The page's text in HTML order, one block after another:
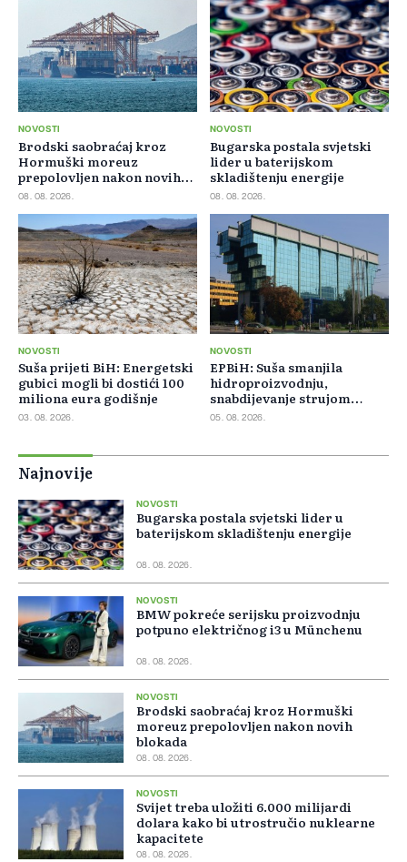
NOVOSTI
Brodski saobraćaj kroz
Hormuški moreuz
prepolovljen nakon novih
blokada
08. 08. 2026.
NOVOSTI
Bugarska postala svjetski
lider u baterijskom
skladištenju energije
08. 08. 2026.
NOVOSTI
Suša prijeti BiH: Energetski
gubici mogli bi dostići 100
miliona eura godišnje
03. 08. 2026.
NOVOSTI
EPBiH: Suša smanjila
hidroproizvodnju,
snabdijevanje strujom
ostaje stabilno
05. 08. 2026.
Najnovije
NOVOSTI
Bugarska postala svjetski lider u
baterijskom skladištenju energije
08. 08. 2026.
NOVOSTI
BMW pokreće serijsku proizvodnju
potpuno električnog i3 u Münchenu
08. 08. 2026.
NOVOSTI
Brodski saobraćaj kroz Hormuški
moreuz prepolovljen nakon novih
blokada
08. 08. 2026.
NOVOSTI
Svijet treba uložiti 6.000 milijardi
dolara kako bi utrostručio nuklearne
kapacitete
08. 08. 2026.